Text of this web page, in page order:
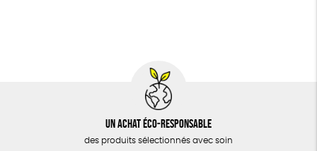
Un achat éco-responsable
des produits sélectionnés avec soin